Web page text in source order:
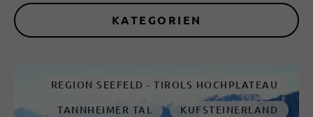
KATEGORIEN
REGION SEEFELD - TIROLS HOCHPLATEAU
TANNHEIMER TAL
KUFSTEINERLAND